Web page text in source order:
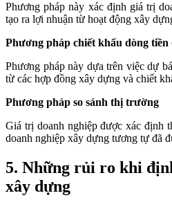
Phương pháp này xác định giá trị
tạo ra lợi nhuận từ hoạt động xây
Phương pháp chiết khấu dòng tiền
Phương pháp này dựa trên việc dự
từ các hợp đồng xây dựng và chiết
Phương pháp so sánh thị trường
Giá trị doanh nghiệp được xác định
doanh nghiệp xây dựng tương tự đã
5. Những rủi ro khi
xây dựng